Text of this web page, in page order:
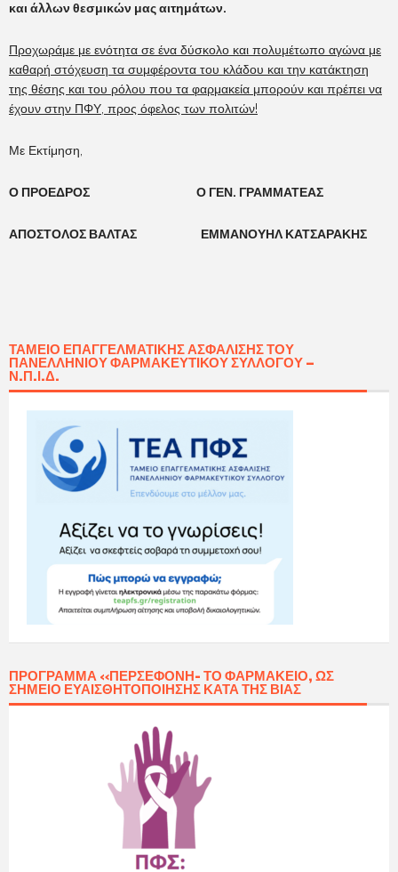
και άλλων θεσμικών μας αιτημάτων.
Προχωράμε με ενότητα σε ένα δύσκολο και πολυμέτωπο αγώνα με
καθαρή στόχευση τα συμφέροντα του κλάδου και την κατάκτηση
της θέσης και του ρόλου που τα φαρμακεία μπορούν και πρέπει να
έχουν στην ΠΦΥ, προς όφελος των πολιτών!
Με Εκτίμηση,
Ο ΠΡΟΕΔΡΟΣ Ο ΓΕΝ. ΓΡΑΜΜΑΤΕΑΣ
ΑΠΟΣΤΟΛΟΣ ΒΑΛΤΑΣ ΕΜΜΑΝΟΥΗΛ ΚΑΤΣΑΡΑΚΗΣ
ΤΑΜΕΊΟ ΕΠΑΓΓΕΛΜΑΤΙΚΉΣ ΑΣΦΆΛΙΣΗΣ ΤΟΥ
ΠΑΝΕΛΛΗΝΊΟΥ ΦΑΡΜΑΚΕΥΤΙΚΟΎ ΣΥΛΛΌΓΟΥ –
Ν.Π.Ι.Δ.
ΠΡΌΓΡΑΜΜΑ «ΠΕΡΣΕΦΌΝΗ- ΤΟ ΦΑΡΜΑΚΕΊΟ, ΩΣ
ΣΗΜΕΊΟ ΕΥΑΙΣΘΗΤΟΠΟΊΗΣΗΣ ΚΑΤΆ ΤΗΣ ΒΊΑΣ